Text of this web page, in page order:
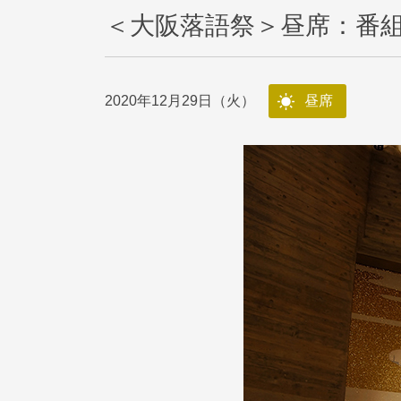
＜大阪落語祭＞昼席：番
2020年12月29日（火） 昼席